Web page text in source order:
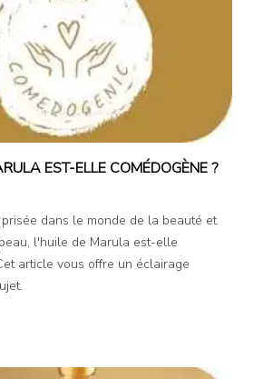
EST-ELLE COMÉDOGÈNE ?
dans le monde de la beauté et
l'huile de Marula est-elle
article vous offre un éclairage